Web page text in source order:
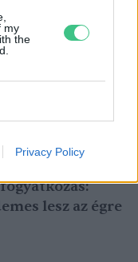
my
the
Privacy Policy
előtt kell(ene)
a hőség
lesz az égre